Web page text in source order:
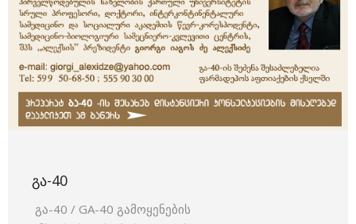
ᲒᲐ-40
გა-40 / GA-40 გამოყენების